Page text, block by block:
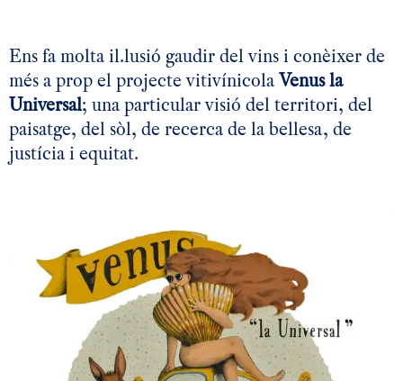
Ens fa molta il.lusió gaudir del vins i conèixer de
més a prop el projecte vitivínicolaVenus la
Universal; una particular visió del territori, del
paisatge, del sòl, de recerca de la bellesa, de
justícia i equitat.